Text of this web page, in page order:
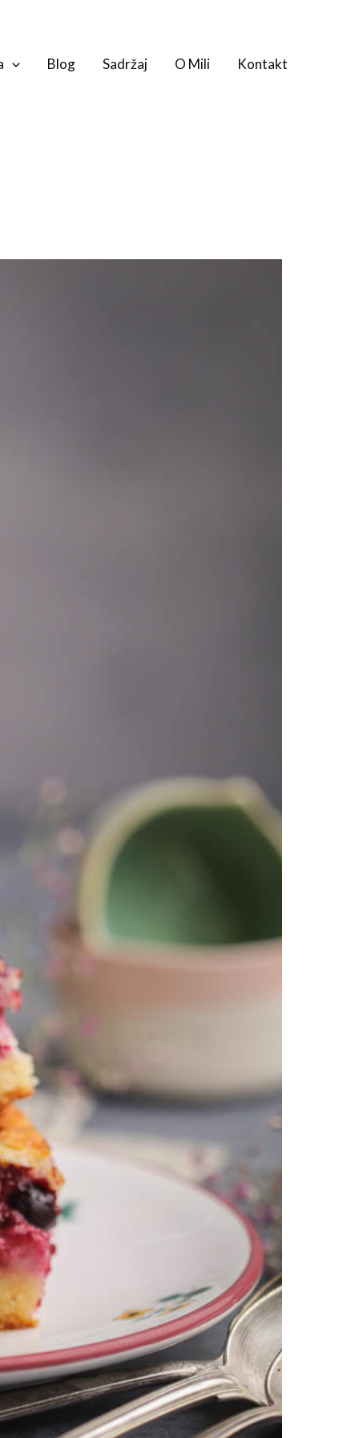
Blog Sadržaj O Mili Kontakt